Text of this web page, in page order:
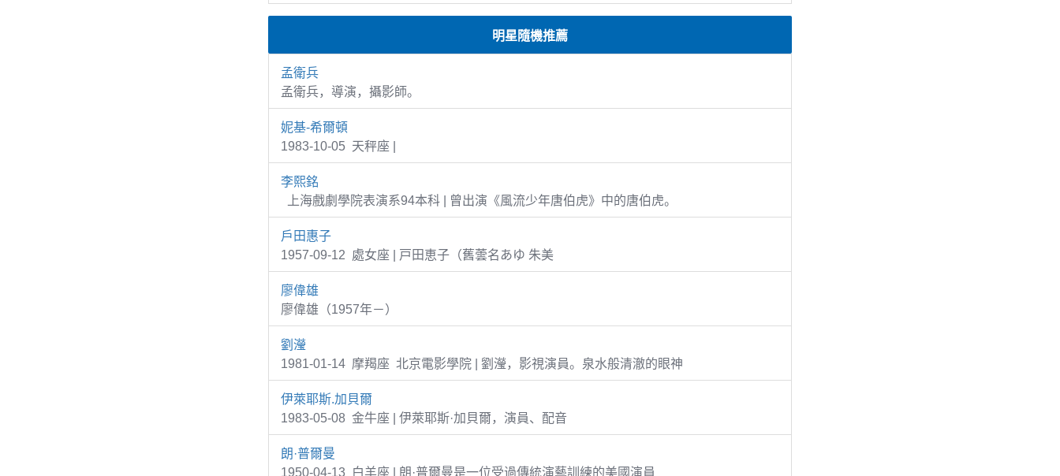
明星隨機推薦
孟衛兵
孟衛兵，導演，攝影師。
妮基-希爾頓
1983-10-05 天秤座 |
李熙銘
上海戲劇學院表演系94本科 | 曾出演《風流少年唐伯虎》中的唐伯虎。
戶田惠子
1957-09-12 處女座 | 戸田恵子（舊蕓名あゆ 朱美
廖偉雄
廖偉雄（1957年－）
劉瀅
1981-01-14 摩羯座 北京電影學院 | 劉瀅，影視演員。泉水般清澈的眼神
伊萊耶斯.加貝爾
1983-05-08 金牛座 | 伊萊耶斯·加貝爾，演員、配音
朗·普爾曼
1950-04-13 白羊座 | 朗·普爾曼是一位受過傳統演藝訓練的美國演員